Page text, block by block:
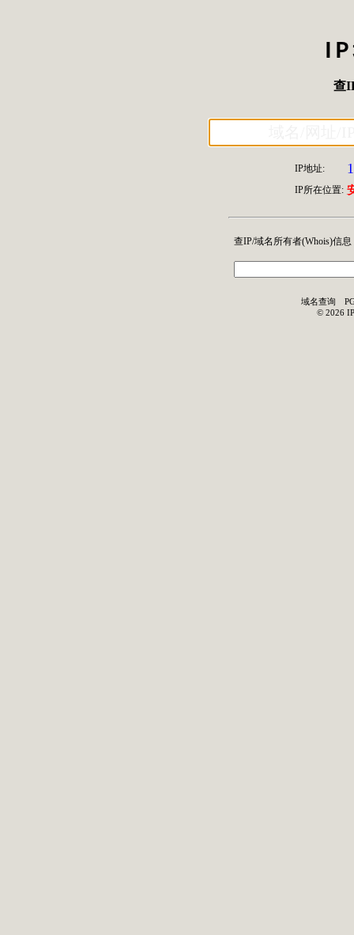
查
IP地址:
IP所在位置:
查IP/域名所有者(Whois)信息
域名查询
© 2026